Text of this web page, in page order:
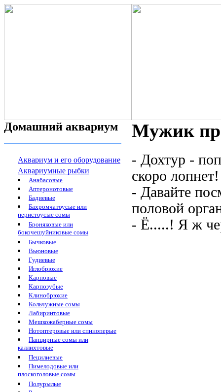
Домашний аквариум
Аквариум и его оборудование
Аквариумные рыбки
Анабасовые
Аптеронотовые
Бадиевые
Бахромчатоусые или
перистоусые сомы
Броняковые или
бокочешуйниковые сомы
Бычковые
Вьюновые
Гудиевые
Иглобрюхие
Карповые
Карпозубые
Клинобрюхие
Кольчужные сомы
Лабиринтовые
Мешкожаберные сомы
Нотоптеровые или спиноперые
Панцирные сомы или
каллихтовые
Пецилиевые
Пимелодовые или
плоскоголовые сомы
Полурылые
Мужик
- Дохтур -
скоро
- Давайте
половой
- Ё.....! Я ж